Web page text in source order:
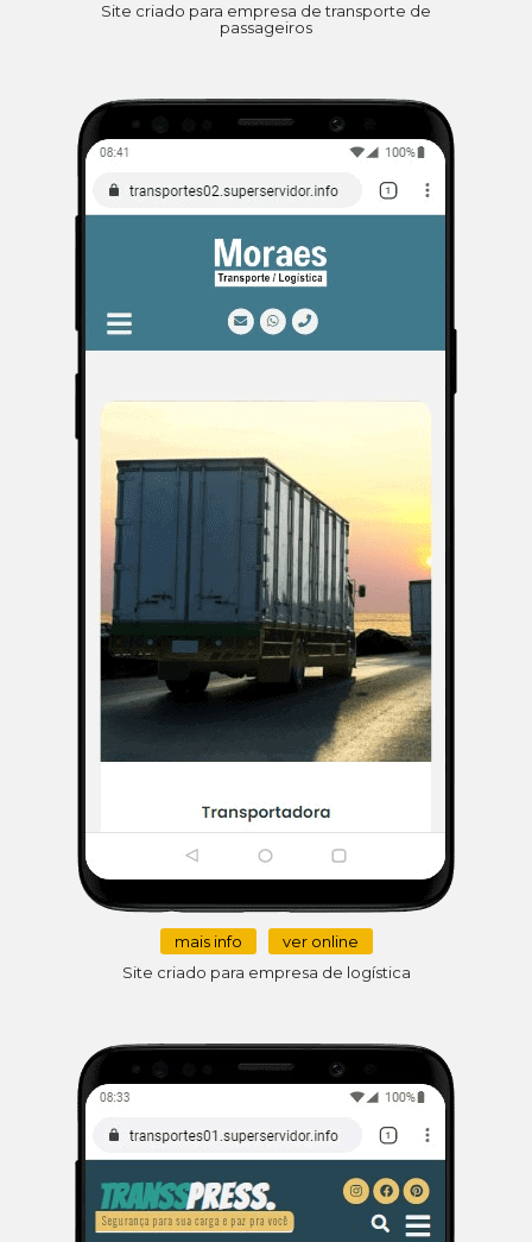
Site criado para empresa de transporte de
passageiros
mais info
ver online
Site criado para empresa de logística